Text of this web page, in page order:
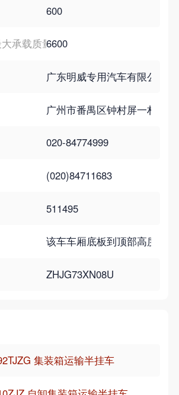
600
承载质量6600
广东明威专用汽车有限公司
广州市番禺区钟村屏一村
020-84774999
(020)84711683
511495
该车车厢底板到顶部高度
ZHJG73XN08U
集装箱运输半挂车